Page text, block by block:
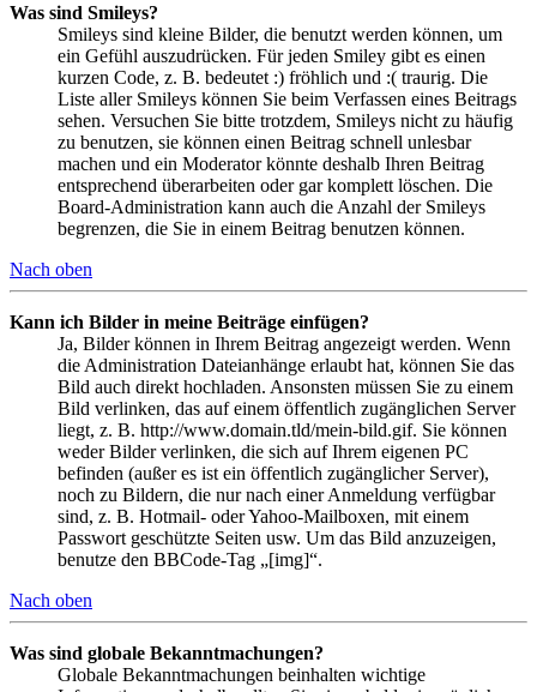
Was sind Smileys?
Smileys sind kleine Bilder, die benutzt werden können, um
ein Gefühl auszudrücken. Für jeden Smiley gibt es einen
kurzen Code, z. B. bedeutet :) fröhlich und :( traurig. Die
Liste aller Smileys können Sie beim Verfassen eines Beitrags
sehen. Versuchen Sie bitte trotzdem, Smileys nicht zu häufig
zu benutzen, sie können einen Beitrag schnell unlesbar
machen und ein Moderator könnte deshalb Ihren Beitrag
entsprechend überarbeiten oder gar komplett löschen. Die
Board-Administration kann auch die Anzahl der Smileys
begrenzen, die Sie in einem Beitrag benutzen können.
Nach oben
Kann ich Bilder in meine Beiträge einfügen?
Ja, Bilder können in Ihrem Beitrag angezeigt werden. Wenn
die Administration Dateianhänge erlaubt hat, können Sie das
Bild auch direkt hochladen. Ansonsten müssen Sie zu einem
Bild verlinken, das auf einem öffentlich zugänglichen Server
liegt, z. B. http://www.domain.tld/mein-bild.gif. Sie können
weder Bilder verlinken, die sich auf Ihrem eigenen PC
befinden (außer es ist ein öffentlich zugänglicher Server),
noch zu Bildern, die nur nach einer Anmeldung verfügbar
sind, z. B. Hotmail- oder Yahoo-Mailboxen, mit einem
Passwort geschützte Seiten usw. Um das Bild anzuzeigen,
benutze den BBCode-Tag „[img]“.
Nach oben
Was sind globale Bekanntmachungen?
Globale Bekanntmachungen beinhalten wichtige